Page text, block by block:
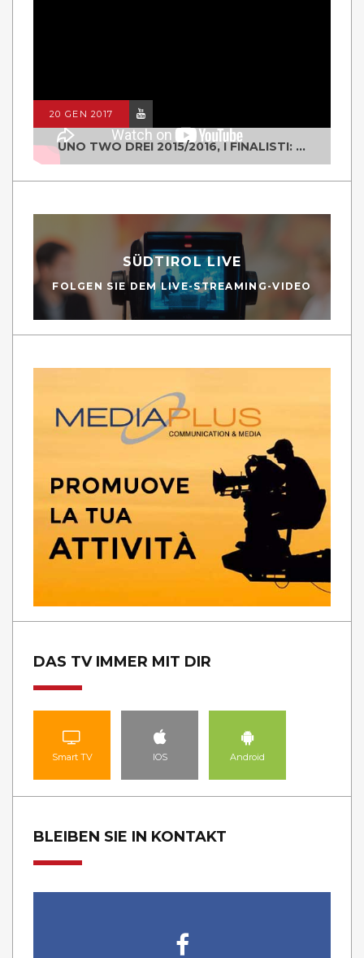
20 GEN 2017
UNO TWO DREI 2015/2016, I FINALISTI: CLASSE IV ALS ISTITUTO "DEGASPERI" BORGO VALSUGANA
SÜDTIROL LIVE
FOLGEN SIE DEM LIVE-STREAMING-VIDEO
DAS TV IMMER MIT DIR
Smart TV IOS Android
BLEIBEN SIE IN KONTAKT